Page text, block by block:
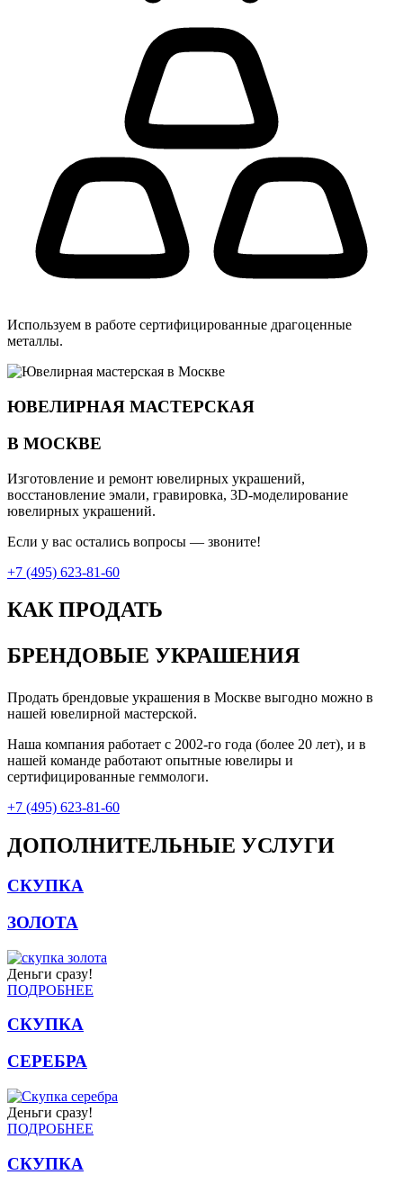
Используем в работе сертифицированные драгоценные
металлы.
ЮВЕЛИРНАЯ МАСТЕРСКАЯ
В МОСКВЕ
Изготовление и ремонт ювелирных украшений,
восстановление эмали, гравировка, 3D-моделирование
ювелирных украшений.
Если у вас остались вопросы — звоните!
+7 (495) 623-81-60
КАК ПРОДАТЬ
БРЕНДОВЫЕ УКРАШЕНИЯ
Продать брендовые украшения в Москве выгодно можно в
нашей ювелирной мастерской.
Наша компания работает с 2002-го года (более 20 лет), и в
нашей команде работают опытные ювелиры и
сертифицированные геммологи.
+7 (495) 623-81-60
ДОПОЛНИТЕЛЬНЫЕ УСЛУГИ
СКУПКА
ЗОЛОТА
Деньги сразу!
ПОДРОБНЕЕ
СКУПКА
СЕРЕБРА
Деньги сразу!
ПОДРОБНЕЕ
СКУПКА